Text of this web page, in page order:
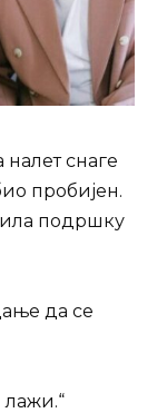
налет снаге
пробијен.
подршку
да се